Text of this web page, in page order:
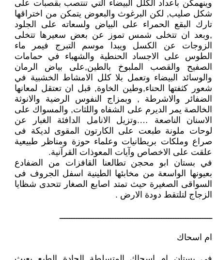
وينهمكن باعداد الكلل البيضاء التي تنتصب بقصبات على
شكل صليب, لكن البرغوث والبعوض يتمكن من اختراقها
تارك البقع الحمراء على البياض ولسعاته على الجلود
,وبعد ان تتخلى شمس تموز عن بعض سعيرها تتخلى
الزوجات عن الكسل ويبدا موسم التبرج فيمر ماء
الطوس على الاجساد الحنطية والشهباء في حمامات
الصفيح والقصب الملبوخ بالطين,على بياض الرمان
والوسائد البيضاء وتعمل بلا كلل الامشاط الخشبية في
شعور كثفتها الحناء,وطين الخاوة, قبل ان تعتقل لمعانها
الضفائر والاشرطة , وبمزاج النفوس الرضية والانوثة
الخالصة يمر الديرم على الشفاه واللثات, والمسواك على
الاسنان الناصعة ….وتزيل الانامل الدافئة الغبار عن
لوحات ملونة طبعت على الكارتون المقوى لديكة فى
صراع وملكات بريطانيات وعلماء حوزة ومناظر طبيعية
علقت على الاخصاص وآيات المعوذات القرآنية.
في بستان ابو محجن تطالعنا القافزات من الضفادع
بعيونها الواسعة من مخابئها الطينية اسفل الجروف فى
السواقى الصغيرة حيث تمتد اصابع الصغار تتحدى شظايا
الزجاج لتلتقط دودة الارض .
ـــــــــــــــــــــــــــــــــــــــــــــــــــــــــــــــ
ام اسحاك